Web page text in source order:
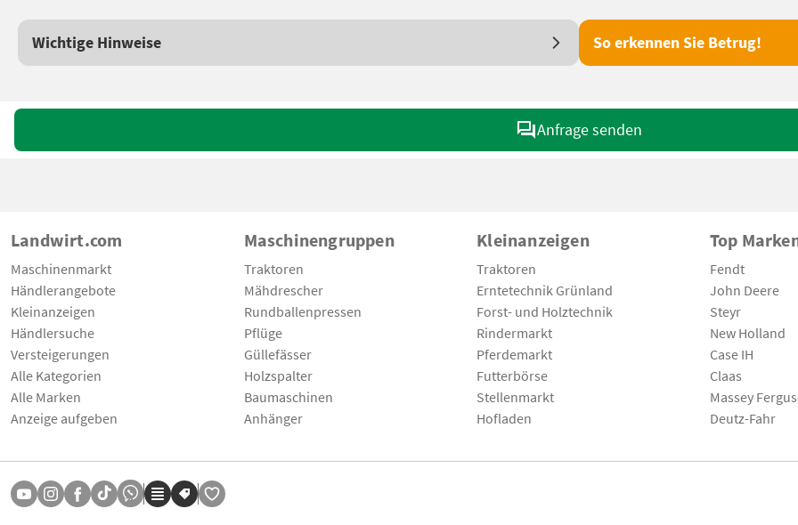
Wichtige Hinweise So erkennen Sie Betrug!
Anfrage senden
Landwirt.com
Maschinenmarkt
Händlerangebote
Kleinanzeigen
Händlersuche
Versteigerungen
Alle Kategorien
Alle Marken
Anzeige aufgeben
Maschinengruppen
Traktoren
Mähdrescher
Rundballenpressen
Pflüge
Güllefässer
Holzspalter
Baumaschinen
Anhänger
Kleinanzeigen
Traktoren
Erntetechnik Grünland
Forst- und Holztechnik
Rindermarkt
Pferdemarkt
Futterbörse
Stellenmarkt
Hofladen
Top
Fendt
John Deere
Steyr
New Holland
Case IH
Claas
Massey
Deutz-Fahr